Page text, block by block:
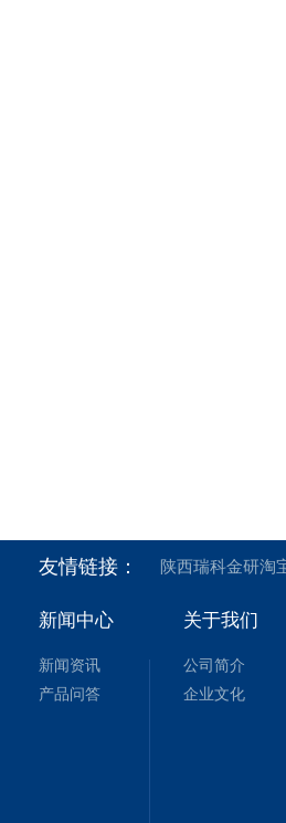
友情链接： 陕西瑞科金研淘
新闻中心
新闻资讯
产品问答
关于我们
公司简介
企业文化